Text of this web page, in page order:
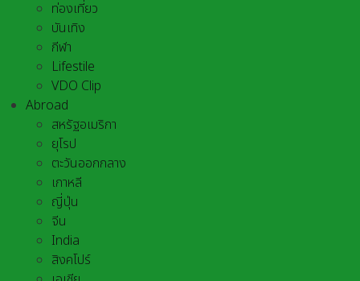
ท่องเที่ยว
บันเทิง
กีฬา
Lifestile
VDO Clip
Abroad
สหรัฐอเมริกา
ยุโรป
ตะวันออกกลาง
เกาหลี
ญี่ปุ่น
จีน
India
สิงคโปร์